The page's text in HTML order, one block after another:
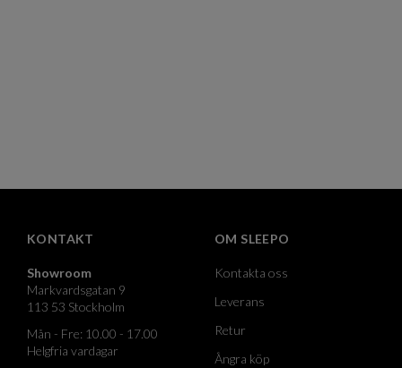
KONTAKT
Showroom
Markvardsgatan 9
113 53 Stockholm
Mån - Fre: 10.00 - 17.00
Helgfria vardagar
OM SLEEPO
Kontakta oss
Leverans
Retur
Ångra köp